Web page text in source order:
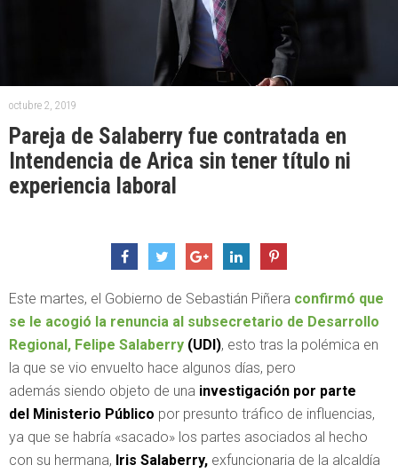
octubre 2, 2019
Pareja de Salaberry fue contratada en
Intendencia de Arica sin tener título ni
experiencia laboral
Este martes, el Gobierno de Sebastián Piñera confirmó que
se le acogió la renuncia al subsecretario de Desarrollo
Regional, Felipe Salaberry (UDI), esto tras la polémica en
la que se vio envuelto hace algunos días, pero
además siendo objeto de una investigación por parte
del Ministerio Público por presunto tráfico de influencias,
ya que se habría «sacado» los partes asociados al hecho
con su hermana, Iris Salaberry, exfuncionaria de la alcaldía